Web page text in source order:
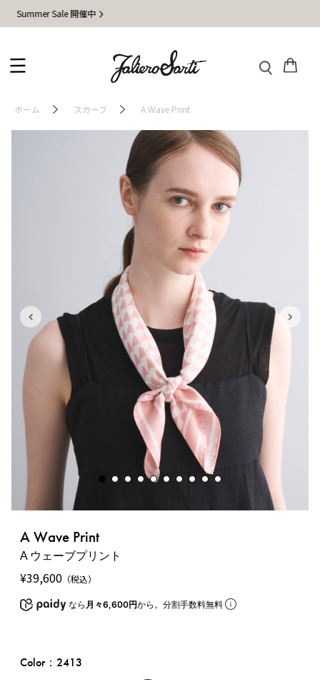
Sale 開催中
ホーム スカーフ A Wave Print
A Wave Print
A ウェーブプリント
¥39,600 （税込）
なら 月々6,600円から。分割手数料無料
Color：2413